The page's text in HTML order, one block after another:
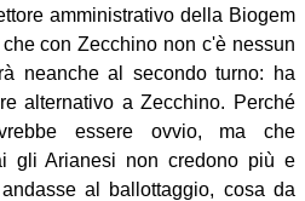
amministrativo della Biogem
con Zecchino non c'è nessun
neanche al secondo turno: ha
alternativo a Zecchino. Perché
essere ovvio, ma che
gli Arianesi non credono più e
al ballottaggio, cosa da